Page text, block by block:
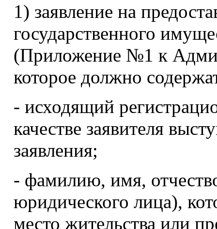
1) заявление на
государственного
(Приложение №1 к
которое должно
- исходящий
качестве заявителя
заявления;
- фамилию, имя,
юридического лица),
место жительства или